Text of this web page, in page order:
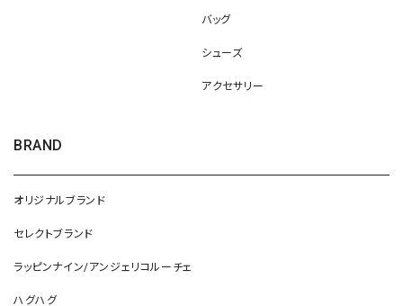
バッグ
シューズ
アクセサリー
BRAND
オリジナルブランド
セレクトブランド
ラッピンナイン/アンジェリコルーチェ
ハグハグ